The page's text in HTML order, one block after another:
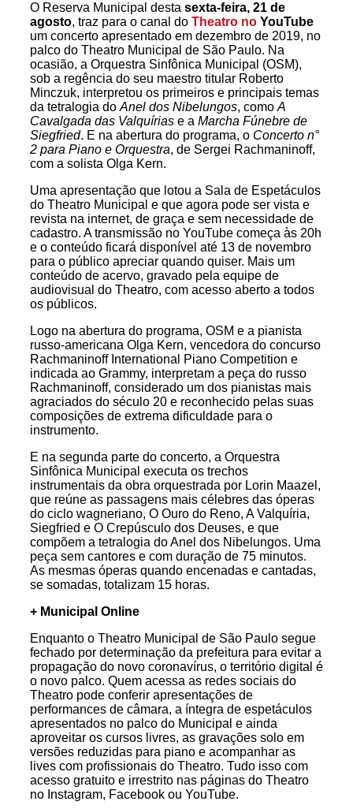
O Reserva Municipal desta sexta-feira, 21 de
agosto, traz para o canal do Theatro no YouTube
um concerto apresentado em dezembro de 2019, no
palco do Theatro Municipal de São Paulo. Na
ocasião, a Orquestra Sinfônica Municipal (OSM),
sob a regência do seu maestro titular Roberto
Minczuk, interpretou os primeiros e principais temas
da tetralogia do Anel dos Nibelungos, como A
Cavalgada das Valquírias e a Marcha Fúnebre de
Siegfried. E na abertura do programa, o Concerto n°
2 para Piano e Orquestra, de Sergei Rachmaninoff,
com a solista Olga Kern.
Uma apresentação que lotou a Sala de Espetáculos
do Theatro Municipal e que agora pode ser vista e
revista na internet, de graça e sem necessidade de
cadastro. A transmissão no YouTube começa às 20h
e o conteúdo ficará disponível até 13 de novembro
para o público apreciar quando quiser. Mais um
conteúdo de acervo, gravado pela equipe de
audiovisual do Theatro, com acesso aberto a todos
os públicos.
Logo na abertura do programa, OSM e a pianista
russo-americana Olga Kern, vencedora do concurso
Rachmaninoff International Piano Competition e
indicada ao Grammy, interpretam a peça do russo
Rachmaninoff, considerado um dos pianistas mais
agraciados do século 20 e reconhecido pelas suas
composições de extrema dificuldade para o
instrumento.
E na segunda parte do concerto, a Orquestra
Sinfônica Municipal executa os trechos
instrumentais da obra orquestrada por Lorin Maazel,
que reúne as passagens mais célebres das óperas
do ciclo wagneriano, O Ouro do Reno, A Valquíria,
Siegfried e O Crepúsculo dos Deuses, e que
compõem a tetralogia do Anel dos Nibelungos. Uma
peça sem cantores e com duração de 75 minutos.
As mesmas óperas quando encenadas e cantadas,
se somadas, totalizam 15 horas.
+ Municipal Online
Enquanto o Theatro Municipal de São Paulo segue
fechado por determinação da prefeitura para evitar a
propagação do novo coronavírus, o território digital é
o novo palco. Quem acessa as redes sociais do
Theatro pode conferir apresentações de
performances de câmara, a íntegra de espetáculos
apresentados no palco do Municipal e ainda
aproveitar os cursos livres, as gravações solo em
versões reduzidas para piano e acompanhar as
lives com profissionais do Theatro. Tudo isso com
acesso gratuito e irrestrito nas páginas do Theatro
no Instagram, Facebook ou YouTube.